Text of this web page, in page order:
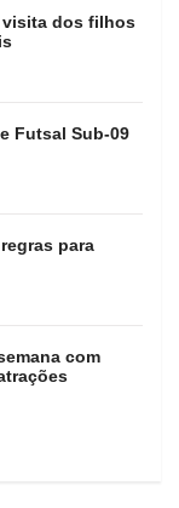
visita dos filhos
Futsal Sub-09
para
com